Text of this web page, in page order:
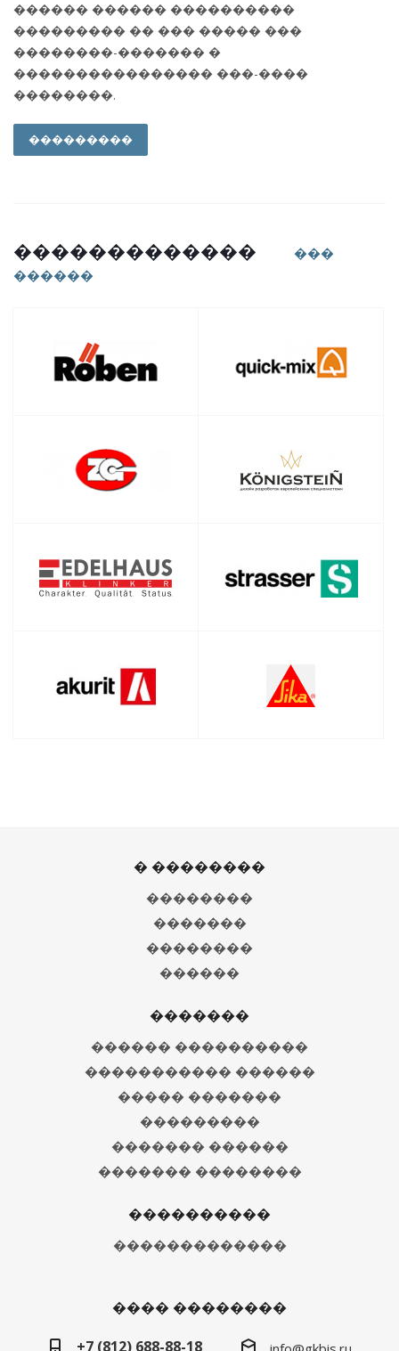
������ ������ ����������
��������� �� ��� ����� ���
��������-������� �
���������������� ���-����
��������.
���������
�������������
���
������
� ��������
��������
�������
��������
������
�������
������ ����������
����������� ������
����� �������
���������
������� ������
������� ��������
����������
�������������
���� ��������
+7 (812) 688-88-18